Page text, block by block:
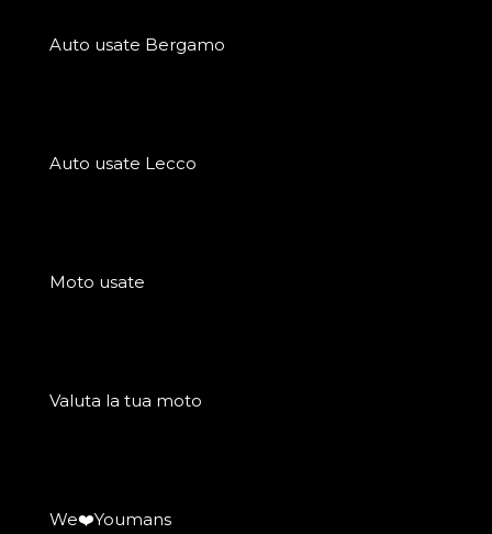
Auto usate Bergamo
Auto usate Lecco
Moto usate
Valuta la tua moto
We❤️Youmans